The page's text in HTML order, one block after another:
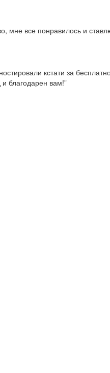
мне все понравилось и
кстати за
благодарен вам!”